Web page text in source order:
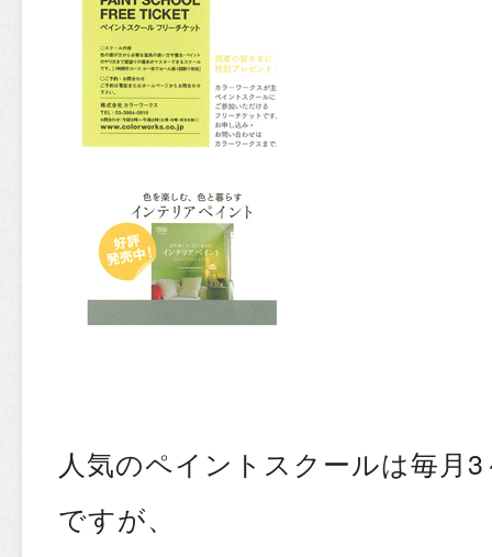
人気のペイントスクールは毎月
ですが、